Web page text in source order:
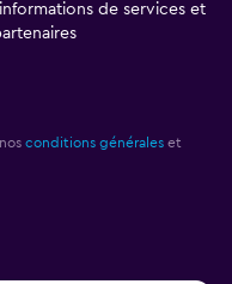
de services et
conditions générales et